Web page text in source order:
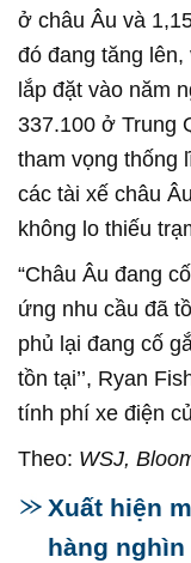
ở châu Âu và
đó đang tăng
lắp đặt vào năm
337.100 ở Trung
tham vọng thống
các tài xế châu
không lo thiếu
“Châu Âu đang
ứng nhu cầu đã
phủ lại đang cố
tồn tại’’, Ryan
tính phí xe điện
Theo: WSJ,
Xuất hiện
hàng